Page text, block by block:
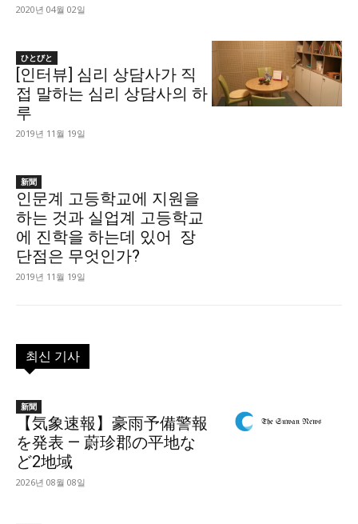
2020년 04월 02일
ひとびと
[인터뷰] 심리 상담사가 직
접 말하는 심리 상담사의 하
루
2019년 11월 19일
新聞
인문계 고등학교에 지원을
하는 것과 실업계 고등학교
에 진학을 하는데 있어 장
단점은 무엇인가?
2019년 11월 19일
최신 기사
新聞
【気象速報】豪雨予備警報
を発表 — 蔚珍郡の平地な
ど2地域
2026년 08월 08일